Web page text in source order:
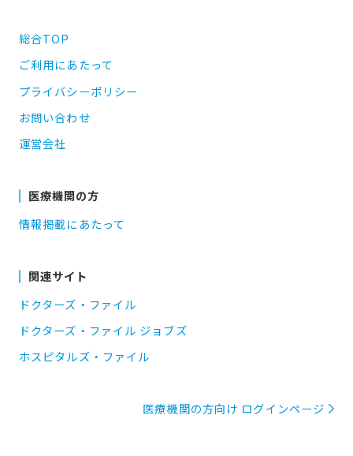
総合TOP
ご利用にあたって
プライバシーポリシー
お問い合わせ
運営会社
医療機関の方
情報掲載にあたって
関連サイト
ドクターズ・ファイル
ドクターズ・ファイル ジョブズ
ホスピタルズ・ファイル
医療機関の方向け ログインページ